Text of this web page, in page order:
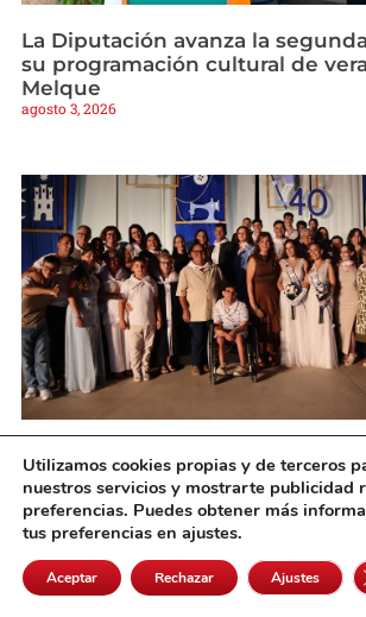
La Diputación avanza la
su programación cultural de
Melque
agosto 3, 2026
Campo de Criptana inicio Feria
pregón de Déborah Escobar y la
de las damas
agosto 2, 2026
Utilizamos cookies propias y de terceros
nuestros servicios y mostrarte publicidad
preferencias. Puedes obtener más
tus preferencias en ajustes.
Aceptar Rechazar Ajustes